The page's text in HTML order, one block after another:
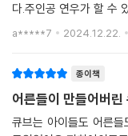
다.주인공 연우가 할 수
맙습니다.서식지로 돌
a*****7 2024.12.22.
종이책
어른들이 만들어버
큐브는 아이들도 어른